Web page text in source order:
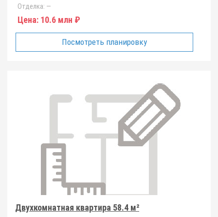
Отделка: —
Цена: 10.6 млн ₽
Посмотреть планировку
Двухкомнатная квартира 58.4 м²